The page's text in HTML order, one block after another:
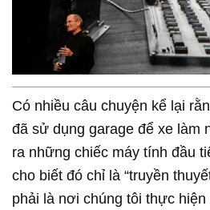
Có nhiều câu chuyện kể lại
đã sử dụng garage để xe làm
ra những chiếc máy tính đầu
cho biết đó chỉ là “truyền
phải là nơi chúng tôi thực